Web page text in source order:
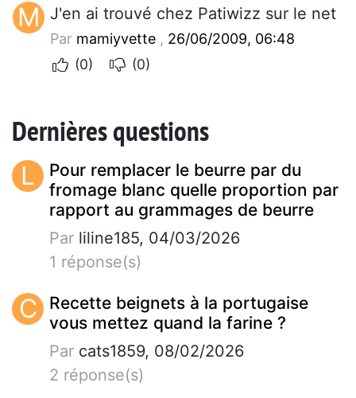
M J'en ai trouvé chez Patiwizz sur le net
Par mamiyvette , 26/06/2009, 06:48
(0)
(0)
Dernières questions
L
Pour remplacer le beurre par du
fromage blanc quelle proportion par
rapport au grammages de beurre
Par liline185, 04/03/2026
1 réponse(s)
C
Recette beignets à la portugaise
vous mettez quand la farine ?
Par cats1859, 08/02/2026
2 réponse(s)